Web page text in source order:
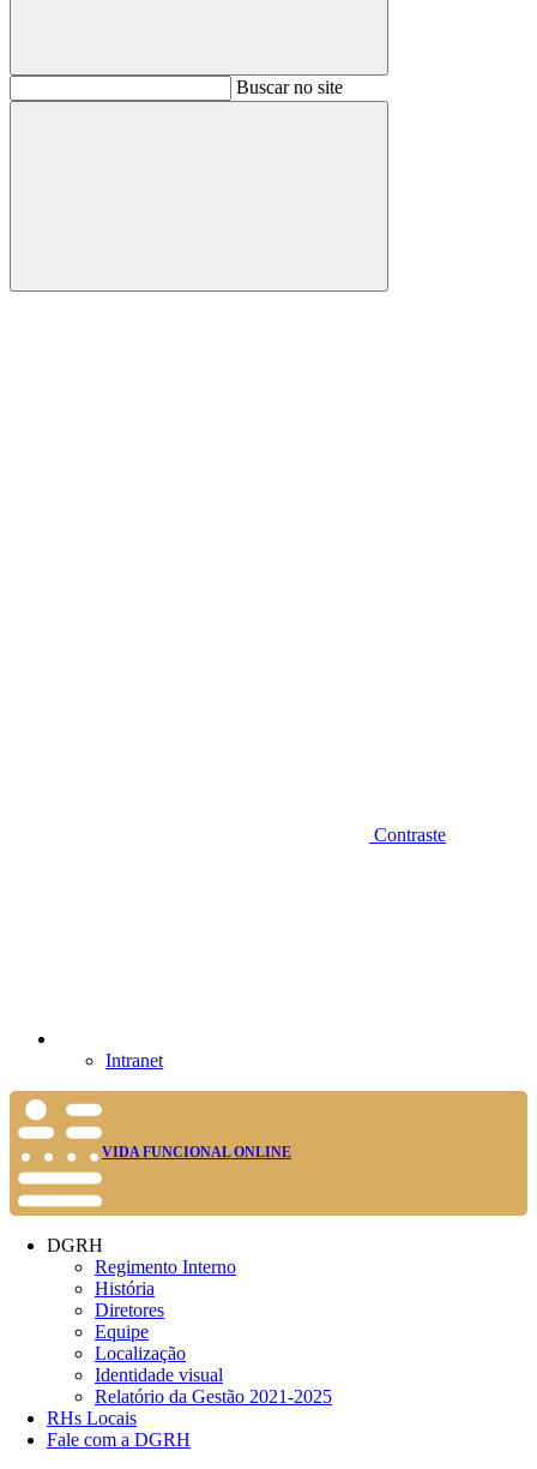
BuscarBuscar no site
Buscar
Contraste
Intranet
VIDA FUNCIONAL ONLINE
DGRH
Regimento Interno
História
Diretores
Equipe
Localização
Identidade visual
Relatório da Gestão 2021-2025
RHs Locais
Fale com a DGRH